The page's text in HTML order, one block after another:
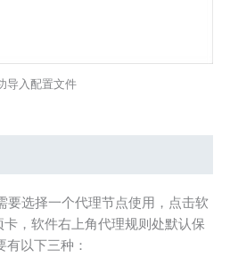
导入配置文件
要选择一个代理节点使用，点击软
卡，软件右上角代理规则处默认保
有以下三种：